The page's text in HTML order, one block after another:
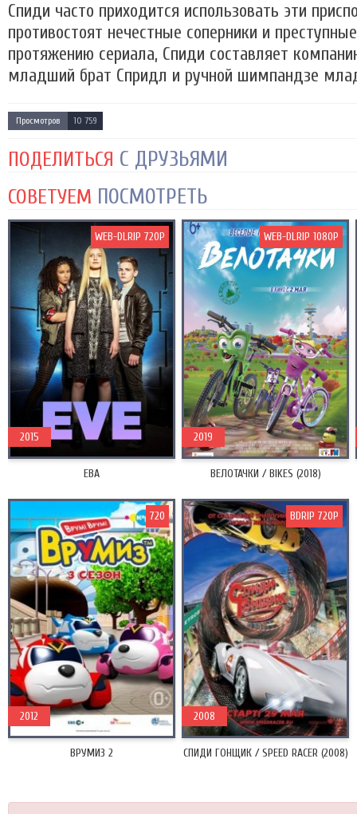
Спиди часто приходится использовать эти
противостоят нечестные соперники и
протяжению сериала, Спиди составляет
младший брат Спридл и ручной шимпандзе
Просмотров 10 759
ПОДЕЛИТЬСЯ С ДРУЗЬЯМИ
СОВЕТУЕМ ПОСМОТРЕТЬ
ЕВА
2015
WEB-DLRIP 720P
ВЕЛОТАЧКИ / BIKES (2018)
2019
WEB-DLRIP 1080P
ВРУМИЗ 2
2012
720
СПИДИ ГОНЩИК / SPEED RACER (2008)
2008
BDRIP 720P